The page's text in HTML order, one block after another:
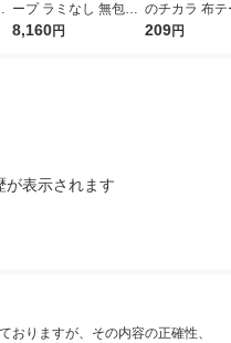
ープ ラミなし 無包装
1箱(50巻入) オリジナ
8,160円
のチカラ 布
0mm厚 幅
209円
が表示されます
おりますが、その内容の正確性、